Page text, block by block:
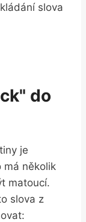
slova
do
je
má několik
matoucí.
slova z